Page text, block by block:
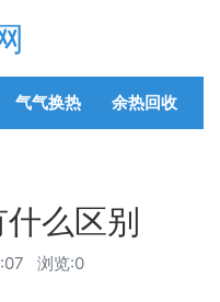
气气换热 余热回收
么区别
浏览:0